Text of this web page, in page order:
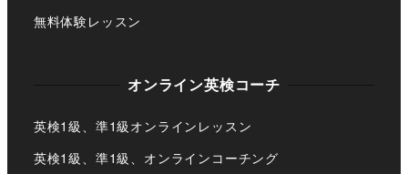
無料体験レッスン
オンライン英検コーチ
英検1級、準1級オンラインレッスン
英検1級、準1級、オンラインコーチング